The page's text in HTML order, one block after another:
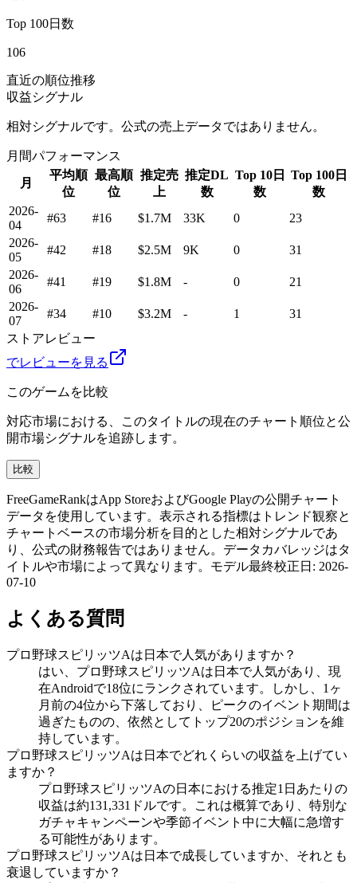
Top 100日数
106
直近の順位推移
収益シグナル
相対シグナルです。公式の売上データではありません。
月間パフォーマンス
月
平均順
位
最高順
位
推定売
上
推定DL
数
Top 10日
数
Top 100日
数
2026-
04
#63 #16 $1.7M 33K 0
23
2026-
05
#42 #18 $2.5M 9K 0
31
2026-
06
#41 #19 $1.8M - 0
21
2026-
07
#34 #10 $3.2M - 1
31
ストアレビュー
でレビューを見る
このゲームを比較
対応市場における、このタイトルの現在のチャート順位と公
開市場シグナルを追跡します。
比較
FreeGameRankはApp StoreおよびGoogle Playの公開チャート
データを使用しています。表示される指標はトレンド観察と
チャートベースの市場分析を目的とした相対シグナルであ
り、公式の財務報告ではありません。データカバレッジはタ
イトルや市場によって異なります。 モデル最終校正日 : 2026-
07-10
よくある質問
プロ野球スピリッツAは日本で人気がありますか？
はい、プロ野球スピリッツAは日本で人気があり、現
在Androidで18位にランクされています。しかし、1ヶ
月前の4位から下落しており、ピークのイベント期間は
過ぎたものの、依然としてトップ20のポジションを維
持しています。
プロ野球スピリッツAは日本でどれくらいの収益を上げてい
ますか？
プロ野球スピリッツAの日本における推定1日あたりの
収益は約131,331ドルです。これは概算であり、特別な
ガチャキャンペーンや季節イベント中に大幅に急増す
る可能性があります。
プロ野球スピリッツAは日本で成長していますか、それとも
衰退していますか？